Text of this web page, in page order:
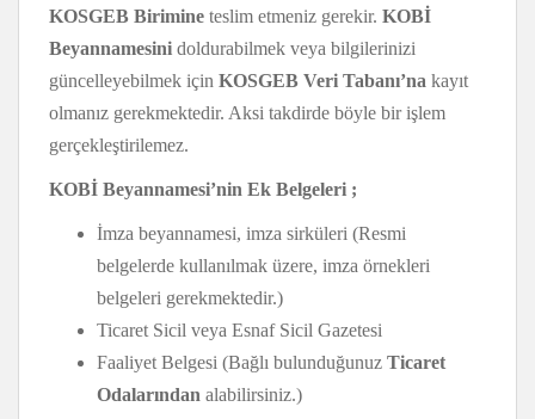
KOSGEB Birimine teslim etmeniz gerekir. KOBİ
Beyannamesini doldurabilmek veya bilgilerinizi
güncelleyebilmek için KOSGEB Veri Tabanı’na kayıt
olmanız gerekmektedir. Aksi takdirde böyle bir işlem
gerçekleştirilemez.
KOBİ Beyannamesi’nin Ek Belgeleri ;
İmza beyannamesi, imza sirküleri (Resmi
belgelerde kullanılmak üzere, imza örnekleri
belgeleri gerekmektedir.)
Ticaret Sicil veya Esnaf Sicil Gazetesi
Faaliyet Belgesi (Bağlı bulunduğunuz Ticaret
Odalarından alabilirsiniz.)